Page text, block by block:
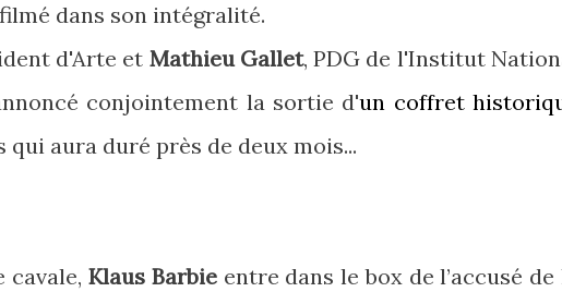
dans son intégralité.
d'Arte et Mathieu Gallet, PDG de l'Institut
conjointement la sortie d'un coffret
qui aura duré près de deux mois...
cavale, Klaus Barbieentre dans le box de l’accusé de